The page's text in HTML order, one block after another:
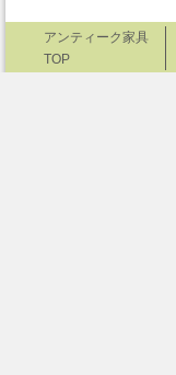
アンティーク家具
TOP